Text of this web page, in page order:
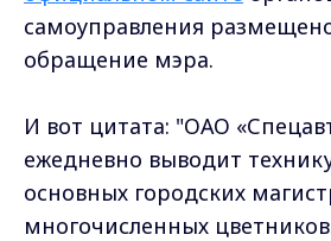
самоуправления
обращение мэра.
И вот цитата: "ОАО
ежедневно выводит
основных городских
многочисленных